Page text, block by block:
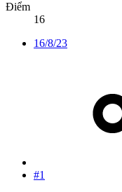
Điểm
16
16/8/23
#1